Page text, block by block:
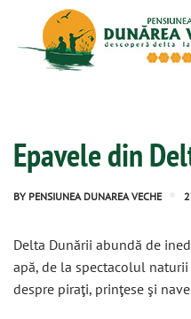
Epavele din
BY PENSIUNEA DUNAREA VECHE
Delta Dunării abundă de
apă, de la spectacolul
despre piraţi, prinţese şi